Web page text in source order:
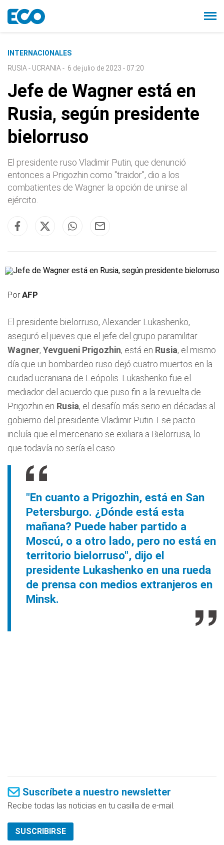
INTERNACIONALES
RUSIA - UCRANIA - 6 de julio de 2023 - 07:20
Jefe de Wagner está en
Rusia, según presidente
bielorruso
El presidente ruso Vladimir Putin, que denunció
entonces a Prigozhin como "traidor", dio a los
combatientes de Wagner la opción de unirse al
ejército.
PorAFP
El presidente bielorruso, Alexander Lukashenko,
aseguró el jueves que el jefe del grupo paramilitar
Wagner, Yevgueni Prigozhin, está en Rusia, el mismo
día que un bombardeo ruso dejó cuatro muertos en la
ciudad ucraniana de Leópolis. Lukashenko fue el
mediador del acuerdo que puso fin a la revuelta de
Prigozhin en Rusia, el desafío más serio en décadas al
gobierno del presidente Vladimir Putin. Ese pacto
incluía que el mercenario se exiliara a Bielorrusa, lo
que todavía no sería el caso.
"En cuanto a Prigozhin, está en San
Petersburgo. ¿Dónde está esta
mañana? Puede haber partido a
Moscú, o a otro lado, pero no está en
territorio bielorruso", dijo el
presidente Lukashenko en una rueda
de prensa con medios extranjeros en
Minsk.
Suscríbete a nuestro newsletter
Recibe todas las noticias en tu casilla de e-mail.
SUSCRIBIRSE